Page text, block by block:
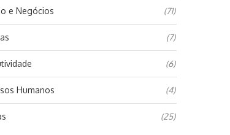
e Negócios (71)
(7)
(6)
Humanos (4)
(25)